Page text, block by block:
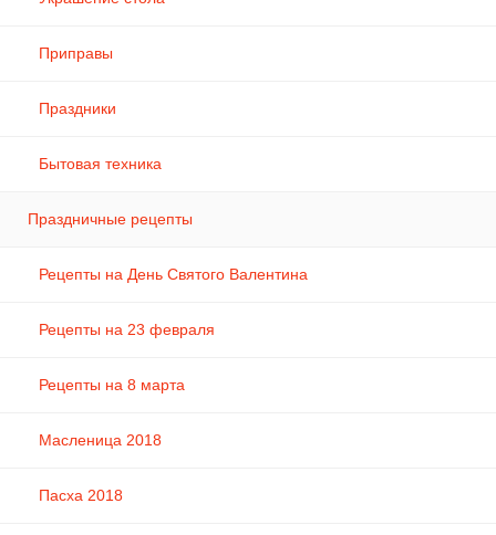
Приправы
Праздники
Бытовая техника
Праздничные рецепты
Рецепты на День Святого Валентина
Рецепты на 23 февраля
Рецепты на 8 марта
Масленица 2018
Пасха 2018